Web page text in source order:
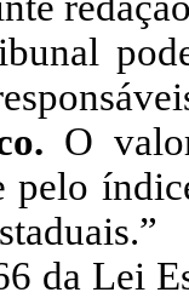
O
da Lei